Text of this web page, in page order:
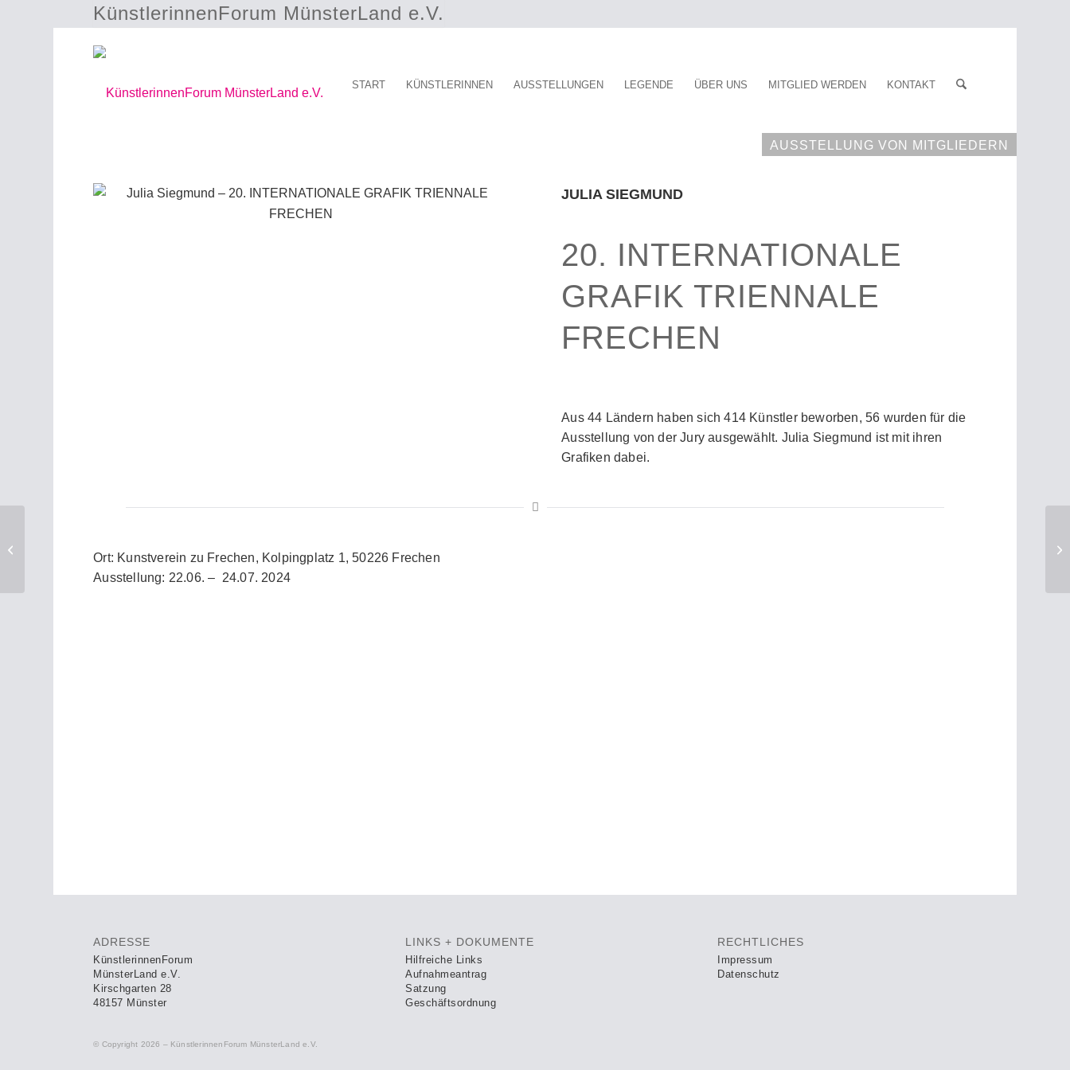
KünstlerinnenForum MünsterLand e.V.
START KÜNSTLERINNEN AUSSTELLUNGEN LEGENDE ÜBER UNS MITGLIED WERDEN KONTAKT
AUSSTELLUNG VON MITGLIEDERN
JULIA SIEGMUND
20. INTERNATIONALE
GRAFIK TRIENNALE
FRECHEN
Aus 44 Ländern haben sich 414 Künstler beworben, 56 wurden für die
Ausstellung von der Jury ausgewählt. Julia Siegmund ist mit ihren
Grafiken dabei.
Ort: Kunstverein zu Frechen, Kolpingplatz 1, 50226 Frechen
Ausstellung: 22.06. – 24.07. 2024
ADRESSE
KünstlerinnenForum
MünsterLand e.V.
Kirschgarten 28
48157 Münster
LINKS + DOKUMENTE
Hilfreiche Links
Aufnahmeantrag
Satzung
Geschäftsordnung
RECHTLICHES
Impressum
Datenschutz
© Copyright 2026 – KünstlerinnenForum MünsterLand e.V.
Julia Siegmund